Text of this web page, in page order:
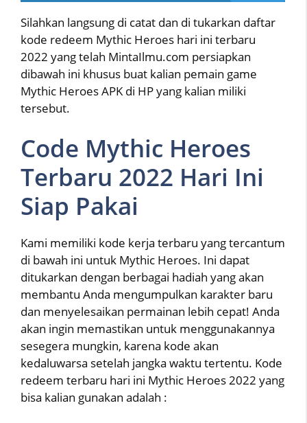
Silahkan langsung di catat dan di tukarkan daftar
kode redeem Mythic Heroes hari ini terbaru
2022 yang telah MintaIlmu.com persiapkan
dibawah ini khusus buat kalian pemain game
Mythic Heroes APK di HP yang kalian miliki
tersebut.
Code Mythic Heroes
Terbaru 2022 Hari Ini
Siap Pakai
Kami memiliki kode kerja terbaru yang tercantum
di bawah ini untuk Mythic Heroes. Ini dapat
ditukarkan dengan berbagai hadiah yang akan
membantu Anda mengumpulkan karakter baru
dan menyelesaikan permainan lebih cepat! Anda
akan ingin memastikan untuk menggunakannya
sesegera mungkin, karena kode akan
kedaluwarsa setelah jangka waktu tertentu. Kode
redeem terbaru hari ini Mythic Heroes 2022 yang
bisa kalian gunakan adalah :